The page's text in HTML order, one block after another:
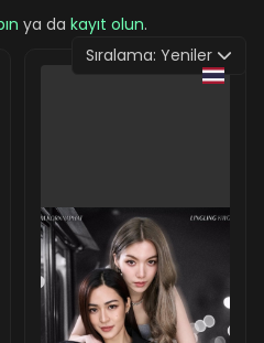
ya da kayıt olun.
Sıralama: Yeniler